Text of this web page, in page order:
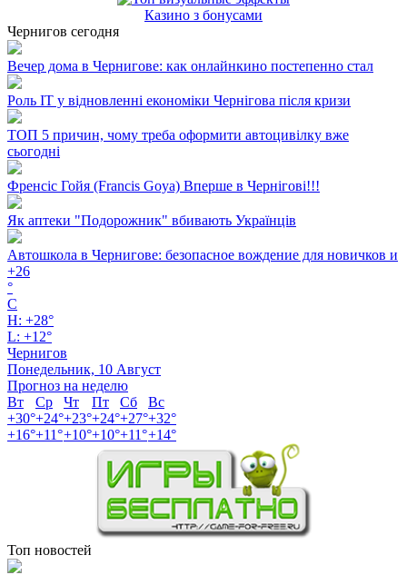
Казино з бонусами
Чернигов сегодня
Вечер дома в Чернигове: как онлайнкино постепенно стал
Роль ІТ у відновленні економіки Чернігова після кризи
ТОП 5 причин, чому треба оформити автоцивілку вже
сьогодні
Френсіс Гойя (Francis Goya) Вперше в Чернігові!!!
Як аптеки "Подорожник" вбивають Українців
Автошкола в Чернигове: безопасное вождение для новичков и
+26
°
C
H: +28°
L: +12°
Чернигов
Понедельник, 10 Август
Прогноз на неделю
Вт
Ср Чт Пт Сб
Вс
+30°+24°+23°+24°+27°+32°
+16°+11°+10°+10°+11°+14°
Топ новостей